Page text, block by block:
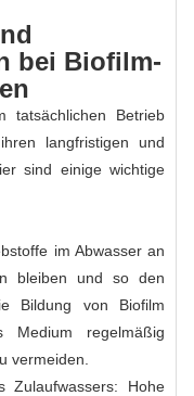
bei Biofilm-
tatsächlichen Betrieb
langfristigen und
sind einige wichtige
im Abwasser an
bleiben und so den
Bildung von Biofilm
Medium regelmäßig
vermeiden.
Hohe